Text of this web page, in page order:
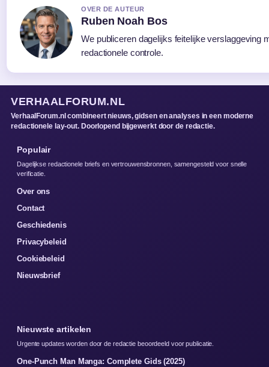
OVER DE AUTEUR
Ruben Noah Bos
We publiceren dagelijks feitelijke verslaggeving
redactionele controle.
VERHAALFORUM.NL
VerhaalForum.nl combineert nieuws, gidsen en analyses in een moderne
redactionele lay-out. Doorlopend bijgewerkt door de redactie.
Populair
Dagelijkse redactionele briefs en vertrouwensbronnen, samengesteld voor snelle
verificatie.
Over ons
Contact
Geschiedenis
Privacybeleid
Cookiebeleid
Nieuwsbrief
Nieuwste artikelen
Urgente updates worden door de redactie beoordeeld voor publicatie.
One-Punch Man Manga: Complete Gids (2025)